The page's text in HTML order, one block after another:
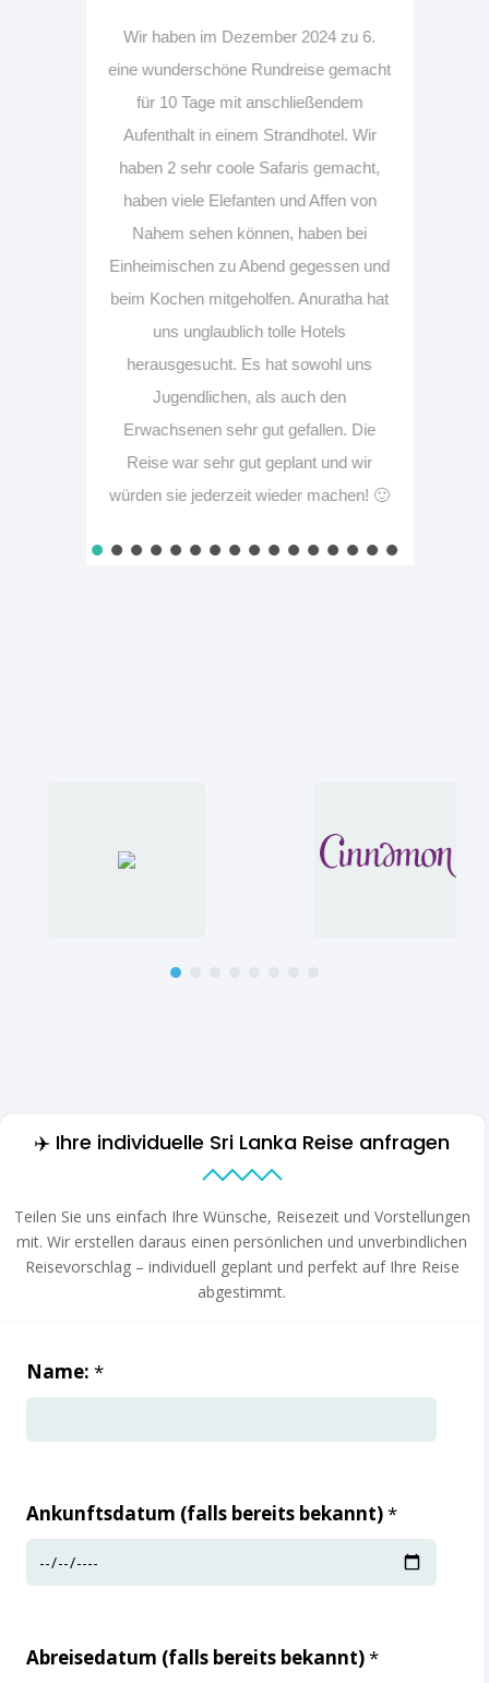
Wir haben im Dezember 2024 zu 6.
eine wunderschöne Rundreise gemacht
für 10 Tage mit anschließendem
Aufenthalt in einem Strandhotel. Wir
haben 2 sehr coole Safaris gemacht,
haben viele Elefanten und Affen von
Nahem sehen können, haben bei
Einheimischen zu Abend gegessen und
beim Kochen mitgeholfen. Anuratha hat
uns unglaublich tolle Hotels
herausgesucht. Es hat sowohl uns
Jugendlichen, als auch den
Erwachsenen sehr gut gefallen. Die
Reise war sehr gut geplant und wir
würden sie jederzeit wieder machen! 🙂
✈️ Ihre individuelle Sri Lanka Reise anfragen
Teilen Sie uns einfach Ihre Wünsche, Reisezeit und Vorstellungen
mit. Wir erstellen daraus einen persönlichen und unverbindlichen
Reisevorschlag – individuell geplant und perfekt auf Ihre Reise
abgestimmt.
this
field
Name: *
Ankunftsdatum (falls bereits bekannt)*
Abreisedatum (falls bereits bekannt)*